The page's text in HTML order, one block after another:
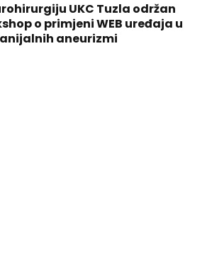
UKC Tuzla održan
o primjeni WEB uređaja u
aneurizmi